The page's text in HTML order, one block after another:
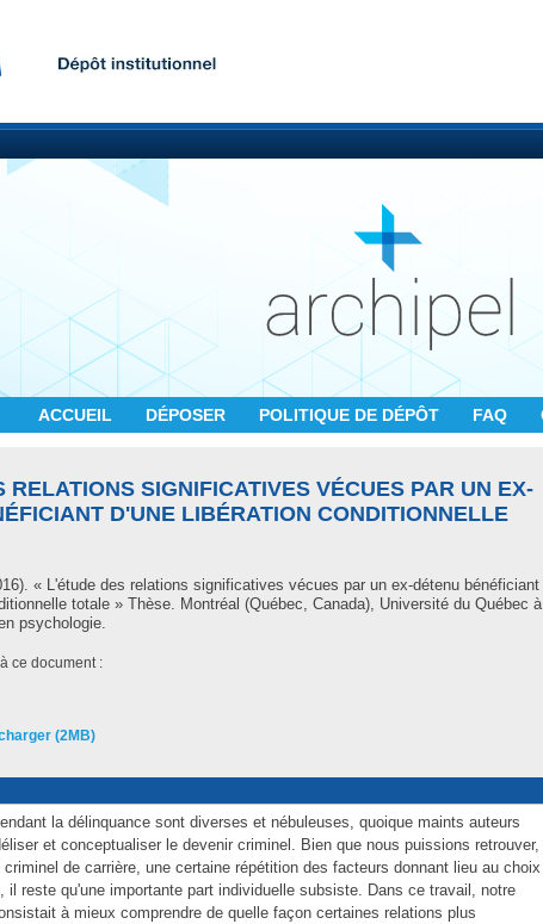
ACCUEIL DÉPOSER POLITIQUE DE DÉPÔT FAQ
RELATIONS SIGNIFICATIVES VÉCUES PAR UN EX-
D'UNE LIBÉRATION CONDITIONNELLE
« L'étude des relations significatives vécues par un ex-détenu bénéficiant
totale » Thèse. Montréal (Québec, Canada), Université du Québec à
psychologie.
ce document :
(2MB)
la délinquance sont diverses et nébuleuses, quoique maints auteurs
et conceptualiser le devenir criminel. Bien que nous puissions retrouver,
de carrière, une certaine répétition des facteurs donnant lieu au choix
il reste qu'une importante part individuelle subsiste. Dans ce travail, notre
à mieux comprendre de quelle façon certaines relations plus